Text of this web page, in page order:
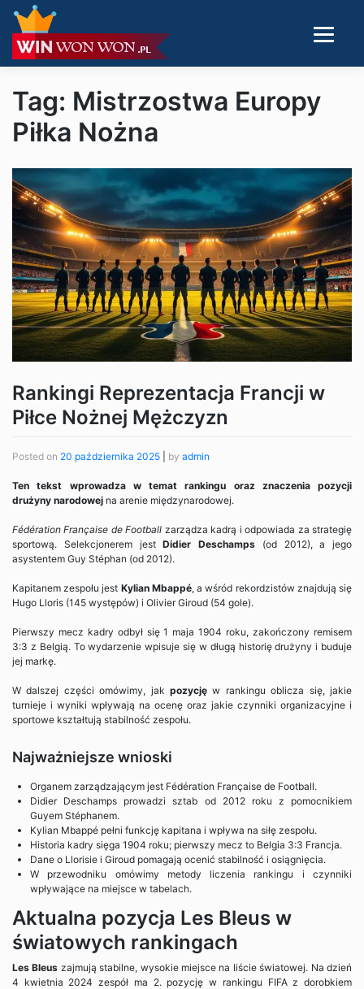
Tag: Mistrzostwa Europy
Piłka Nożna
Rankingi Reprezentacja Francji w
Piłce Nożnej Mężczyzn
Posted on 20 października 2025 by admin
Ten tekst wprowadza w temat rankingu oraz znaczenia pozycji
drużyny narodowej na arenie międzynarodowej.
Fédération Française de Football zarządza kadrą i odpowiada za strategię
sportową. Selekcjonerem jestDidier Deschamps (od 2012), a jego
asystentem Guy Stéphan (od 2012).
Kapitanem zespołu jest Kylian Mbappé, a wśród rekordzistów znajdują się
Hugo Lloris (145 występów) i Olivier Giroud (54 gole).
Pierwszy mecz kadry odbył się 1 maja 1904 roku, zakończony remisem
3:3 z Belgią. To wydarzenie wpisuje się w długą historię drużyny i buduje
jej markę.
W dalszej części omówimy, jak pozycję w rankingu oblicza się, jakie
turnieje i wyniki wpływają na ocenę oraz jakie czynniki organizacyjne i
sportowe kształtują stabilność zespołu.
Najważniejsze wnioski
Organem zarządzającym jest Fédération Française de Football.
Didier Deschamps prowadzi sztab od 2012 roku z pomocnikiem
Guyem Stéphanem.
Kylian Mbappé pełni funkcję kapitana i wpływa na siłę zespołu.
Historia kadry sięga 1904 roku; pierwszy mecz to Belgia 3:3 Francja.
Dane o Llorisie i Giroud pomagają ocenić stabilność i osiągnięcia.
W przewodniku omówimy metody liczenia rankingu i czynniki
wpływające na miejsce w tabelach.
Aktualna pozycja Les Bleus w
światowych rankingach
Les Bleus zajmują stabilne, wysokie miejsce na liście światowej. Na dzień
4 kwietnia 2024 zespół ma 2. pozycję w rankingu FIFA z dorobkiem